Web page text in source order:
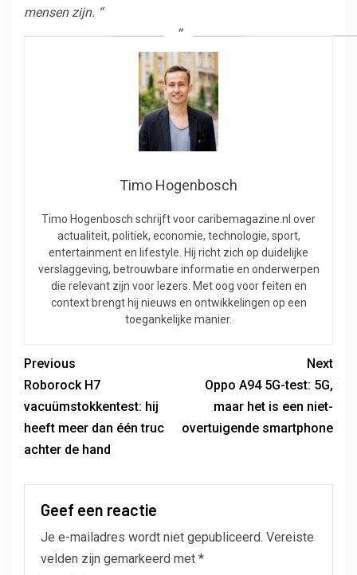
mensen zijn. “
Timo Hogenbosch
Timo Hogenbosch schrijft voor caribemagazine.nl over
actualiteit, politiek, economie, technologie, sport,
entertainment en lifestyle. Hij richt zich op duidelijke
verslaggeving, betrouwbare informatie en onderwerpen
die relevant zijn voor lezers. Met oog voor feiten en
context brengt hij nieuws en ontwikkelingen op een
toegankelijke manier.
Previous
Roborock H7
vacuümstokkentest: hij
heeft meer dan één truc
achter de hand
Next
Oppo A94 5G-test: 5G,
maar het is een niet-
overtuigende smartphone
Geef een reactie
Je e-mailadres wordt niet gepubliceerd. Vereiste
velden zijn gemarkeerd met *